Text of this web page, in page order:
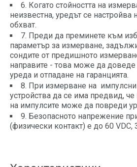
6. Когато стойността на
неизвестна, уредът се настройва
обхват.
7. Преди да преминете към
параметър за измерване,
сондите от предишното
направите - това може да
уреда и отпадане на гаранцията.
8. При измерване на
устройства да се има предвид, че
на импулсите може да повреди
9. Безопасното напрежение
(физически контакт) е до 60 VDC,